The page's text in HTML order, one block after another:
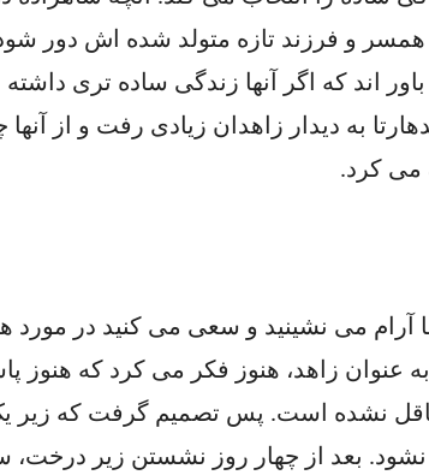
همسر و فرزند تازه متولد شده اش دور
اند که اگر آنها زندگی ساده تری داشته
به دیدار زاهدان زیادی رفت و از
می کرد.
می نشینید و سعی می کنید در مورد
6 سال زندگی به عنوان زاهد، هنوز فکر می کرد که
نشده است. پس تصمیم گرفت که زیر
بعد از چهار روز نشستن زیر درخت،